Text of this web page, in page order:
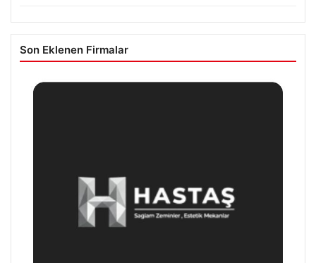
Son Eklenen Firmalar